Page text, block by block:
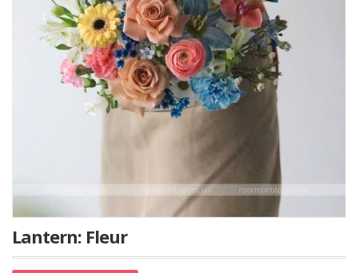
Lantern: Fleur